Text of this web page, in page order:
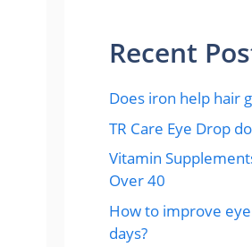
Recent
Does iron help hair
TR Care Eye Drop
Vitamin
Over 40
How to improve
days?